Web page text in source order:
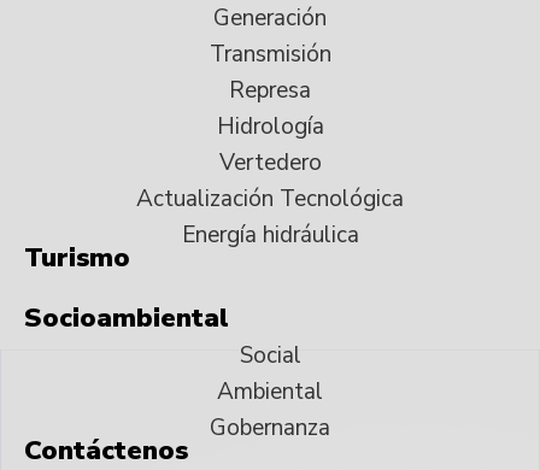
Generación
Transmisión
Represa
Hidrología
Vertedero
Actualización Tecnológica
Energía hidráulica
Turismo
Socioambiental
Social
Ambiental
Gobernanza
Contáctenos